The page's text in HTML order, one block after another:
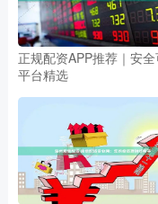
正规配资APP推荐｜安
平台精选